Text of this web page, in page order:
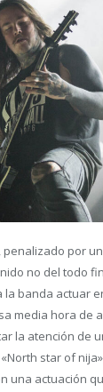
penalizado por
no del todo
la banda actuar
media hora de
la atención de
star of
una actuación